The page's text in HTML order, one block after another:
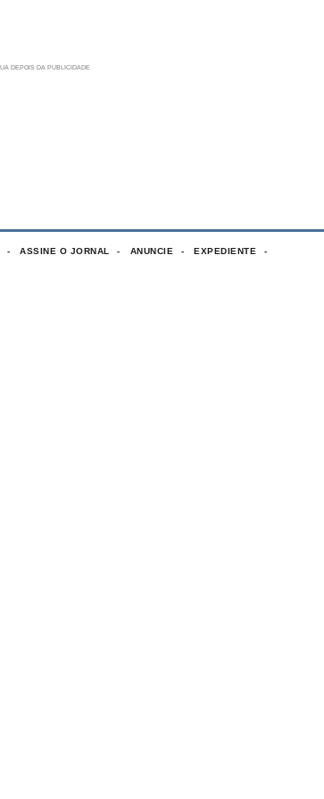
ASSINE O JORNAL ANUNCIE EXPEDIENTE